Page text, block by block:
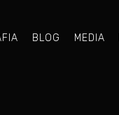
BLOG MEDIA